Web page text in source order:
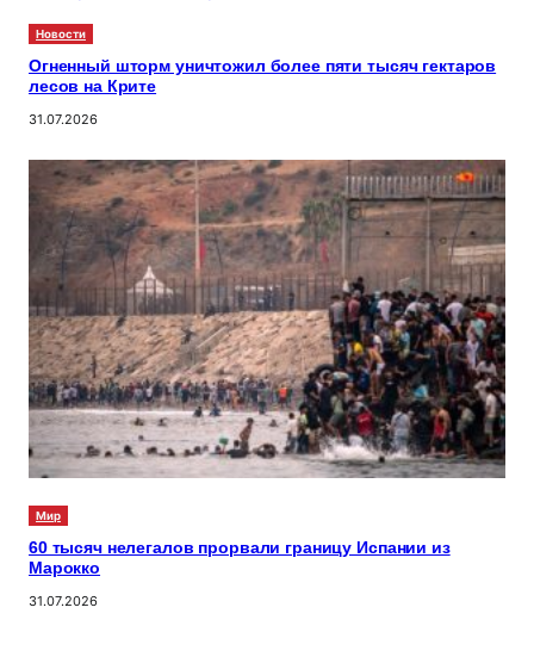
Новости
Огненный шторм уничтожил более пяти тысяч гектаров
лесов на Крите
31.07.2026
Мир
60 тысяч нелегалов прорвали границу Испании из
Марокко
31.07.2026